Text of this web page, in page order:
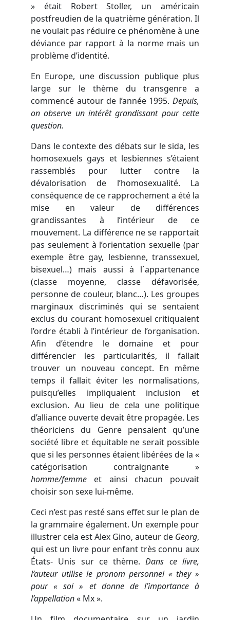
» était Robert Stoller, un américain
postfreudien de la quatrième génération. Il
ne voulait pas réduire ce phénomène à une
déviance par rapport à la norme mais un
problème d’identité.
En Europe, une discussion publique plus
large sur le thème du transgenre a
commencé autour de l’année 1995. Depuis,
on observe un intérêt grandissant pour cette
question.
Dans le contexte des débats sur le sida, les
homosexuels gays et lesbiennes s’étaient
rassemblés pour lutter contre la
dévalorisation de l’homosexualité. La
conséquence de ce rapprochement a été la
mise en valeur de différences
grandissantes à l’intérieur de ce
mouvement. La différence ne se rapportait
pas seulement à l’orientation sexuelle (par
exemple être gay, lesbienne, transsexuel,
bisexuel…) mais aussi à l´appartenance
(classe moyenne, classe défavorisée,
personne de couleur, blanc…). Les groupes
marginaux discriminés qui se sentaient
exclus du courant homosexuel critiquaient
l’ordre établi à l’intérieur de l’organisation.
Afin d’étendre le domaine et pour
différencier les particularités, il fallait
trouver un nouveau concept. En même
temps il fallait éviter les normalisations,
puisqu’elles impliquaient inclusion et
exclusion. Au lieu de cela une politique
d’alliance ouverte devait être propagée. Les
théoriciens du Genre pensaient qu’une
société libre et équitable ne serait possible
que si les personnes étaient libérées de la «
catégorisation contraignante »
homme/femme et ainsi chacun pouvait
choisir son sexe lui-même.
Ceci n’est pas resté sans effet sur le plan de
la grammaire également. Un exemple pour
illustrer cela est Alex Gino, auteur de Georg,
qui est un livre pour enfant très connu aux
États- Unis sur ce thème.Dans ce livre,
l’auteur utilise le pronom personnel « they »
pour « soi » et donne de l’importance à
l’appellation« Mx ».